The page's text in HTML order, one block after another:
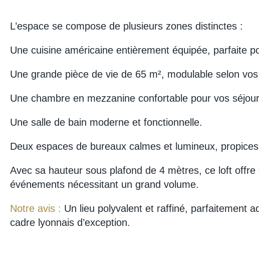
L’espace se compose de plusieurs zones distinctes :
Une cuisine américaine entièrement équipée, parfaite
Une grande pièce de vie de 65 m², modulable selon
Une chambre en mezzanine confortable pour vos
Une salle de bain moderne et fonctionnelle.
Deux espaces de bureaux calmes et lumineux,
Avec sa hauteur sous plafond de 4 mètres, ce loft
événements nécessitant un grand volume.
Notre avis : Un lieu polyvalent et raffiné, parfaitement
cadre lyonnais d’exception.